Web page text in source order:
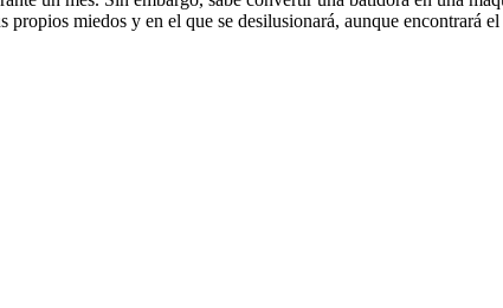
miedos y en el que se desilusionará, aunque encontrará